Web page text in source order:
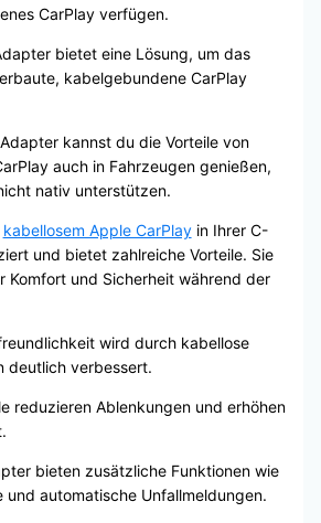
CarPlay verfügen.
bietet eine Lösung, um das
kabelgebundene CarPlay
kannst du die Vorteile von
auch in Fahrzeugen genießen,
nativ unterstützen.
kabellosem Apple CarPlayin Ihrer C-
und bietet zahlreiche Vorteile. Sie
Komfort und Sicherheit während der
wird durch kabellose
deutlich verbessert.
reduzieren Ablenkungen und erhöhen
bieten zusätzliche Funktionen wie
und automatische Unfallmeldungen.